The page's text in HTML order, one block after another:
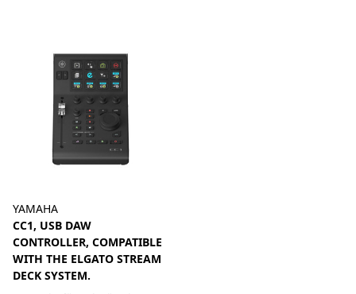
YAMAHA
CC1, USB DAW
CONTROLLER, COMPATIBLE
WITH THE ELGATO STREAM
DECK SYSTEM.